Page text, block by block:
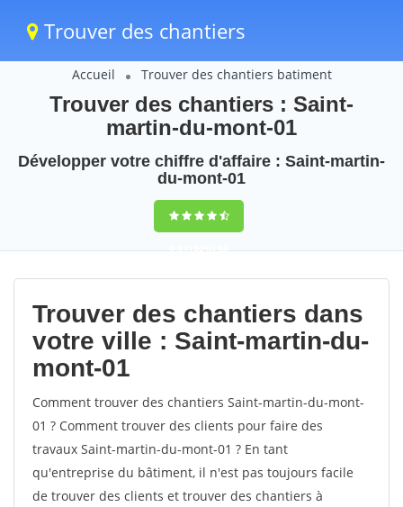
Trouver des chantiers
Accueil Trouver des chantiers batiment
Trouver des chantiers : Saint-
martin-du-mont-01
Développer votre chiffre d'affaire : Saint-martin-
du-mont-01
9,5(100%)56
votes
Trouver des chantiers dans
votre ville : Saint-martin-du-
mont-01
Comment trouver des chantiers Saint-martin-du-mont-
01 ? Comment trouver des clients pour faire des
travaux Saint-martin-du-mont-01 ? En tant
qu'entreprise du bâtiment, il n'est pas toujours facile
de trouver des clients et trouver des chantiers à